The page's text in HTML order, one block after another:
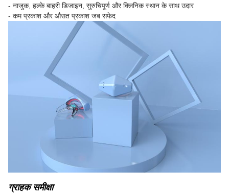
- नाजुक, हल्के बाहरी डिजाइन, सुरुचिपूर्ण और क्लिनिक स्थान के साथ उदार
- कम प्रकाश और औसत प्रकाश जब सफेद
ग्राहक समीक्षा